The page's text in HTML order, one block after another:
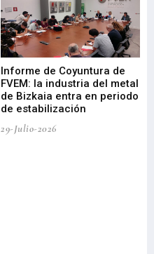
Informe de Coyuntura de
FVEM: la industria del metal
de Bizkaia entra en periodo
de estabilización
29-Julio-2026